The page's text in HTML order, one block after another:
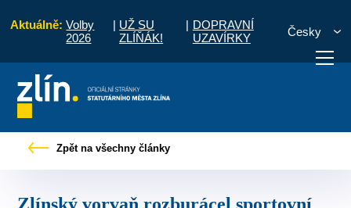
Aktuálně: Volby
2026
| UŽ SU
ZLÍŇÁK!
| DOPRAVNÍ
UZAVÍRKY
Česky
vyřídit Potřebuji zaplatit
Zpět na všechny články